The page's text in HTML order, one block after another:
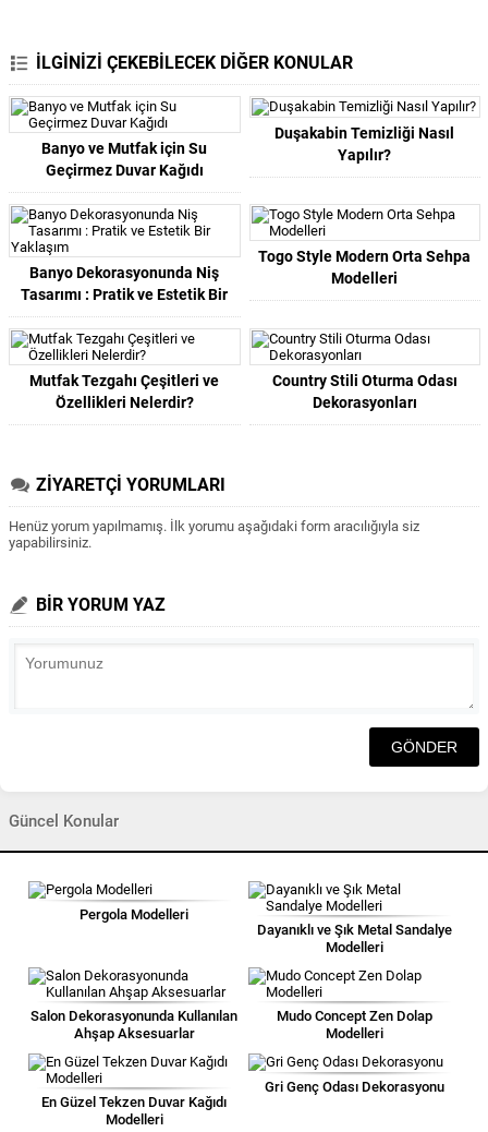
İLGİNİZİ ÇEKEBİLECEK DİĞER KONULAR
Banyo ve Mutfak için Su
Geçirmez Duvar Kağıdı
Duşakabin Temizliği Nasıl
Yapılır?
Banyo Dekorasyonunda Niş
Tasarımı : Pratik ve Estetik Bir
Yaklaşım
Togo Style Modern Orta Sehpa
Modelleri
Mutfak Tezgahı Çeşitleri ve
Özellikleri Nelerdir?
Country Stili Oturma Odası
Dekorasyonları
ZİYARETÇİ YORUMLARI
Henüz yorum yapılmamış. İlk yorumu aşağıdaki form aracılığıyla siz
yapabilirsiniz.
BİR YORUM YAZ
Güncel Konular
Pergola Modelleri
Dayanıklı ve Şık Metal Sandalye
Modelleri
Salon Dekorasyonunda Kullanılan
Ahşap Aksesuarlar
Mudo Concept Zen Dolap
Modelleri
En Güzel Tekzen Duvar Kağıdı
Modelleri
Gri Genç Odası Dekorasyonu